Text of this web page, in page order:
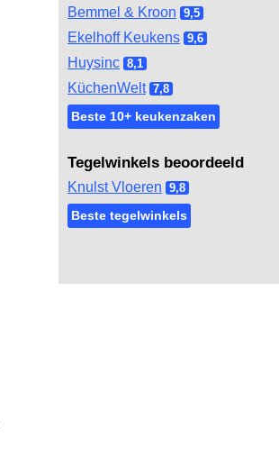
Bemmel & Kroon 9,5
Ekelhoff Keukens 9,6
Huysinc 8,1
KüchenWelt 7,8
Beste 10+ keukenzaken
Tegelwinkels beoordeeld
Knulst Vloeren 9,8
Beste tegelwinkels